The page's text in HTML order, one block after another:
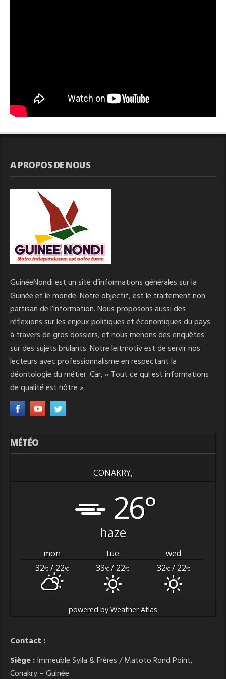
A PROPOS DE NOUS
GuinéeNondi est un site d’informations générales sur la
Guinée et le monde. Notre objectif, est le traitement non
partisan de l’information. Nous proposons aussi des
réflexions sur les enjeux politiques et économiques du pays
à travers de gros dossiers, et nous menons des enquêtes
sur des sujets brulants. Notre leitmotiv est de servir nos
lecteurs avec professionnalisme en respectant la
déontologie du métier. Car, « Tout ce qui est informations
de qualité est nôtre »
MÉTÉO
CONAKRY,
26°
haze
mon tue
wed
32°C / 22°C 33°C / 22°C 32°C/ 22°C
powered byWeather Atlas
Contact :
Siège :Immeuble Sylla & Frères / Matoto Rond Point,
Conakry – Guinée